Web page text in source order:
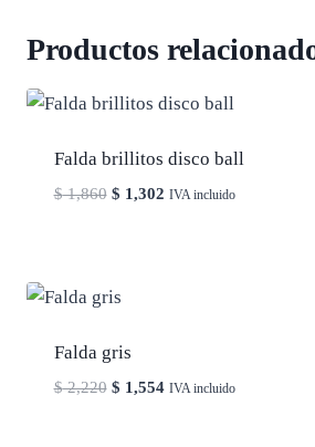
Productos
Falda brillitos disco ball
$1,860 El
$ 1,860.
$ 1,302ElIVA incluido
Falda gris
$2,220 El
$ 1,554ElIVA incluido